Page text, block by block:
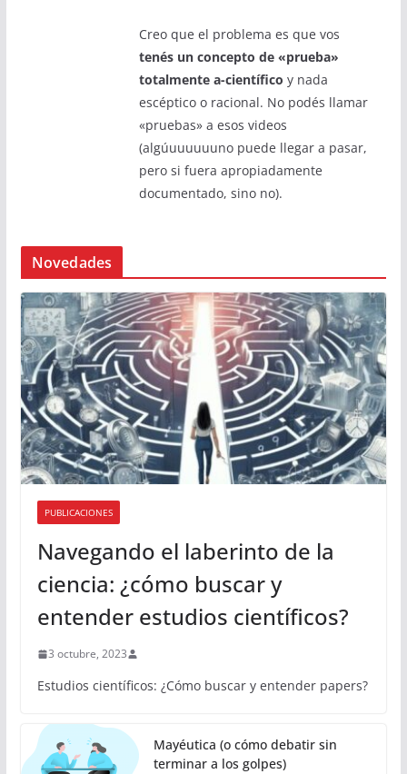
Creo que el problema es que vos
tenés un concepto de «prueba»
totalmente a-científico y nada
escéptico o racional. No podés llamar
«pruebas» a esos videos
(algúuuuuuuno puede llegar a pasar,
pero si fuera apropiadamente
documentado, sino no).
Novedades
PUBLICACIONES
Navegando el laberinto de la
ciencia: ¿cómo buscar y
entender estudios científicos?
3 octubre, 2023
Estudios científicos: ¿Cómo buscar y entender papers?
Mayéutica (o cómo debatir sin
terminar a los golpes)